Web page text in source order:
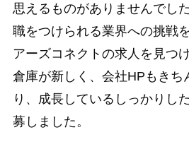
思えるものがありませんでし
職をつけられる業界への挑戦
アーズコネクトの求人を見つ
倉庫が新しく、会社HPもきち
り、成長しているしっかりし
募しました。